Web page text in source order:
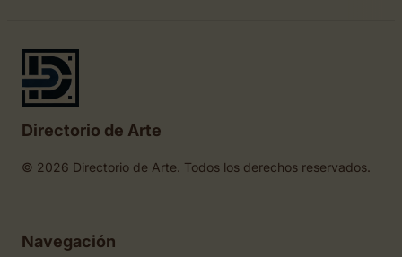
Directorio de Arte
© 2026 Directorio de Arte. Todos los derechos reservados.
Navegación